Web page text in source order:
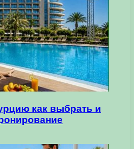
как выбрать и